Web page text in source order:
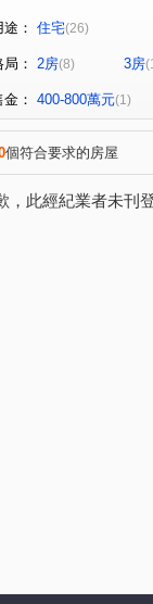
威泰錢都十一期
協勝雙子城
新大南青山(1)
領航北路四段(1)
大富路(1)
高鐵南路二段(1)
園三街(1) 洽溪
途： 住宅(26)
局： 2房(8) 3房
金： 400-800萬元(1)
個符合要求的房屋
，此經紀業者未刊